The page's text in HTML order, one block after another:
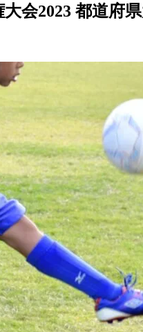
会2023 都道府